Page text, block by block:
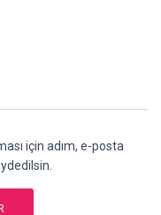
için adım, e-posta